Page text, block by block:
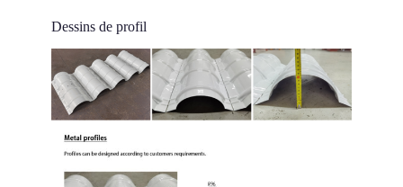
Dessins de profil